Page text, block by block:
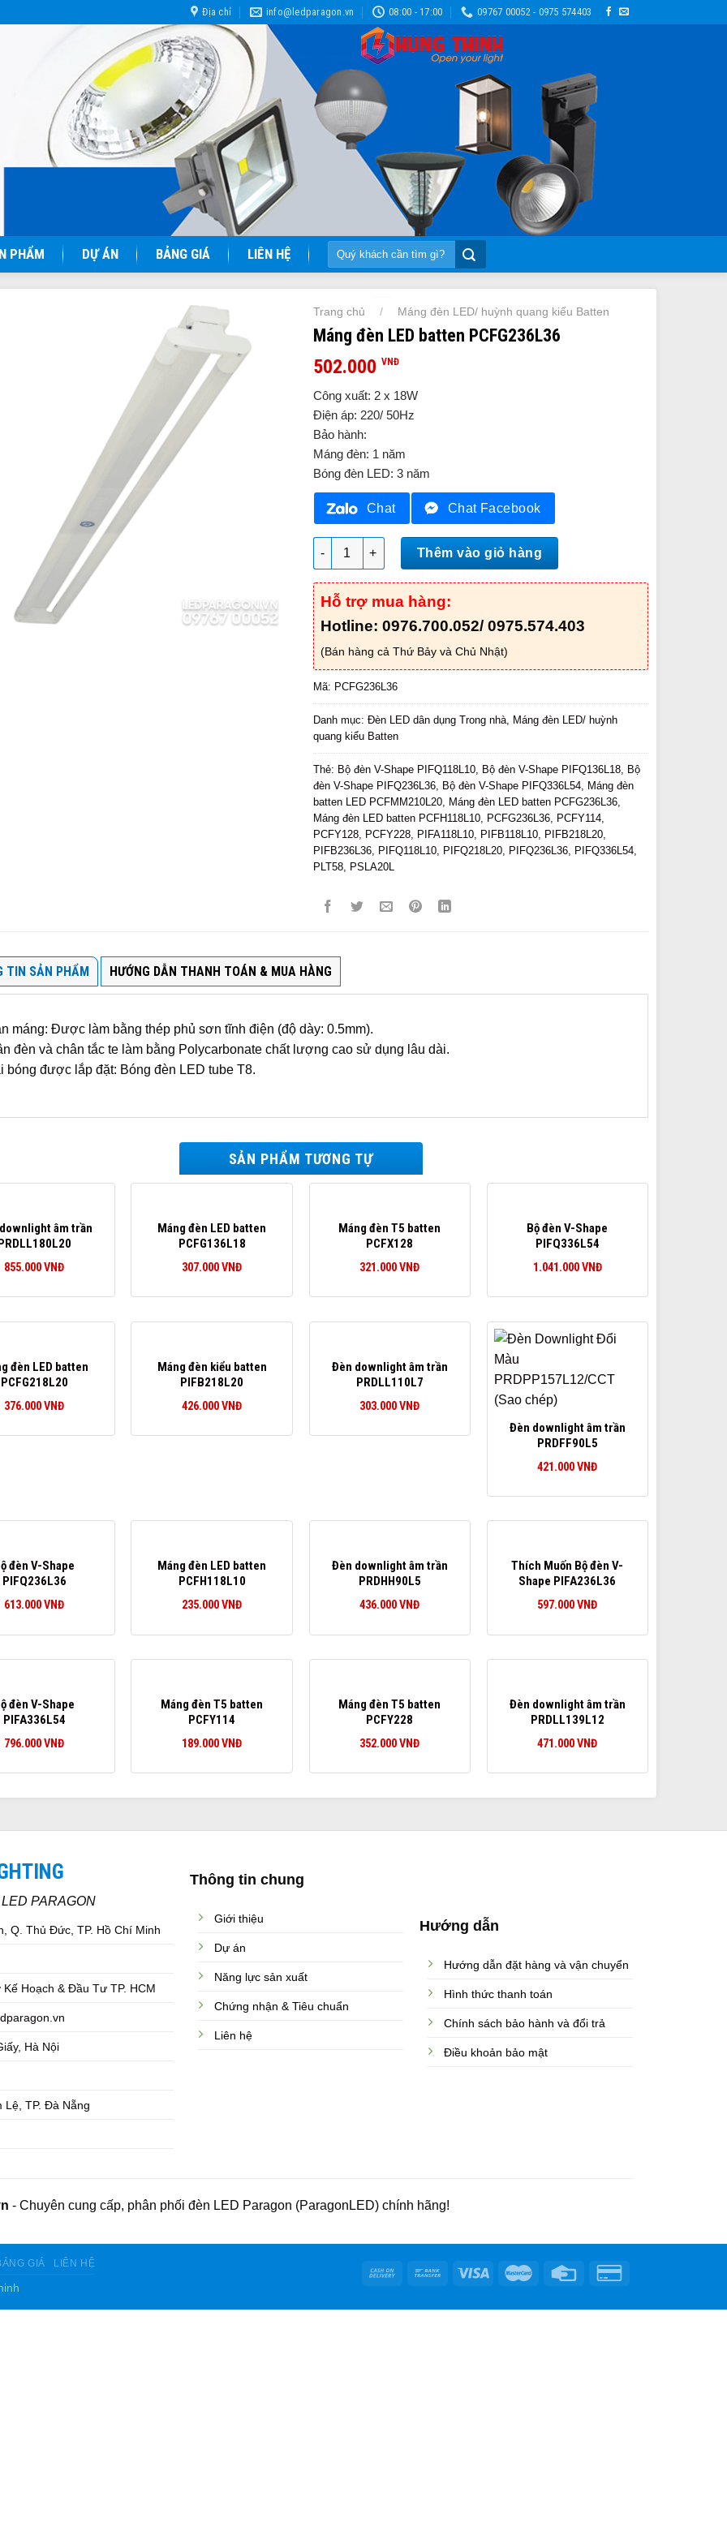
Địa chỉ info@ledparagon.vn 08:00 - 17:00 09767 00052 - 0975 574403
PHẨM DỰ ÁN BẢNG GIÁ LIÊN HỆ
Tìm
kiếm:
Trang chủ / Máng đèn LED/ huỳnh quang kiểu Batten
Máng đèn LED batten PCFG236L36
502.000 VNĐ
Công xuất: 2 x 18W
Điện áp: 220/ 50Hz
Bảo hành:
Máng đèn: 1 năm
Bóng đèn LED: 3 năm
Chat Chat Facebook
Máng đèn LED batten PCFG236L36 số lượng
Thêm vào giỏ hàng
Hỗ trợ mua hàng:
Hotline: 0976.700.052/ 0975.574.403
(Bán hàng cả Thứ Bảy và Chủ Nhật)
Mã: PCFG236L36
Danh mục: Đèn LED dân dụng Trong nhà,
Máng đèn LED/ huỳnh
quang kiểu Batten
Thẻ: Bộ đèn V-Shape PIFQ118L10, Bộ đèn V-Shape PIFQ136L18,
Bộ
đèn V-Shape PIFQ236L36, Bộ đèn V-Shape PIFQ336L54,
Máng đèn
batten LED PCFMM210L20, Máng đèn LED batten PCFG236L36,
Máng đèn LED batten PCFH118L10, PCFG236L36, PCFY114,
PCFY128, PCFY228, PIFA118L10, PIFB118L10, PIFB218L20,
PIFB236L36, PIFQ118L10, PIFQ218L20, PIFQ236L36, PIFQ336L54,
PLT58, PSLA20L
TIN SẢN PHẨM HƯỚNG DẪN THANH TOÁN & MUA HÀNG
máng: Được làm bằng thép phủ sơn tĩnh điện (độ dày: 0.5mm).
đèn và chân tắc te làm bằng Polycarbonate chất lượng cao sử dụng lâu dài.
bóng được lắp đặt: Bóng đèn LED tube T8.
SẢN PHẨM TƯƠNG TỰ
âm trần
855.000VNĐ
Máng đèn LED batten
PCFG136L18
307.000VNĐ
Máng đèn T5 batten
PCFX128
321.000VNĐ
Bộ đèn V-Shape
PIFQ336L54
1.041.000VNĐ
đèn LED batten
PCFG218L20
376.000VNĐ
Máng đèn kiểu batten
PIFB218L20
426.000VNĐ
Đèn downlight âm trần
PRDLL110L7
303.000VNĐ
Đèn downlight âm trần
PRDFF90L5
421.000VNĐ
đèn V-Shape
PIFQ236L36
613.000VNĐ
Máng đèn LED batten
PCFH118L10
235.000VNĐ
Đèn downlight âm trần
PRDHH90L5
436.000VNĐ
Thích Muốn Bộ đèn V-
Shape PIFA236L36
597.000VNĐ
đèn V-Shape
PIFA336L54
796.000VNĐ
Máng đèn T5 batten
PCFY114
189.000VNĐ
Máng đèn T5 batten
PCFY228
352.000VNĐ
Đèn downlight âm trần
PRDLL139L12
471.000VNĐ
PARAGON
Q. Thủ Đức, TP. Hồ Chí Minh
Hoạch & Đầu Tư TP. HCM
Hà Nội
Lệ, TP. Đà Nẵng
Thông tin chung
Giới thiệu
Dự án
Năng lực sản xuất
Chứng nhận & Tiêu chuẩn
Liên hệ
Hướng dẫn
Hướng dẫn đặt hàng và vận chuyển
Hình thức thanh toán
Chính sách bảo hành và đổi trả
Điều khoản bảo mật
- Chuyên cung cấp, phân phối đèn LED Paragon (ParagonLED) chính hãng!
GIÁ LIÊN HỆ